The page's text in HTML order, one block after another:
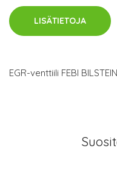
LISÄTIETOJA
EGR-venttiili FEBI